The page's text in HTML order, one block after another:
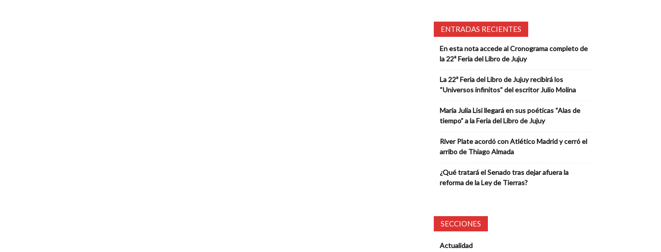
ENTRADAS RECIENTES
En esta nota accede al Cronograma completo de
la 22ª Feria del Libro de Jujuy
La 22ª Feria del Libro de Jujuy recibirá los
“Universos infinitos” del escritor Julio Molina
María Julia Lisi llegará en sus poéticas “Alas de
tiempo” a la Feria del Libro de Jujuy
River Plate acordó con Atlético Madrid y cerró el
arribo de Thiago Almada
¿Qué tratará el Senado tras dejar afuera la
reforma de la Ley de Tierras?
SECCIONES
Actualidad